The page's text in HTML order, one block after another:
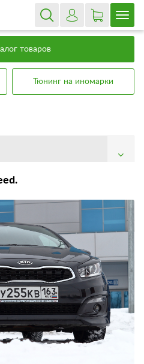
товаров
Тюнинг на иномарки